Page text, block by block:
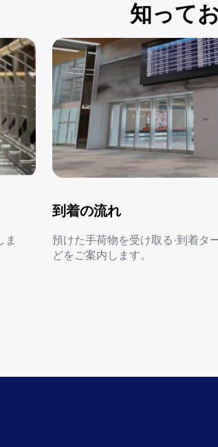
オリックス
知って
ま
到着の流れ
預けた手荷物を受け取る·到着タ
どをご案内します。